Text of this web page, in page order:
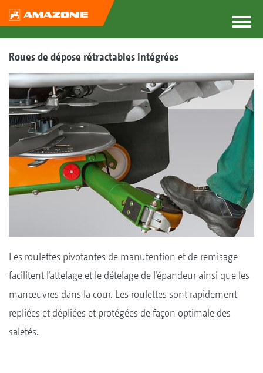
Roues de dépose rétractables intégrées
Les roulettes pivotantes de manutention et de remisage
facilitent l’attelage et le dételage de l’épandeur ainsi que les
manœuvres dans la cour. Les roulettes sont rapidement
repliées et dépliées et protégées de façon optimale des
saletés.